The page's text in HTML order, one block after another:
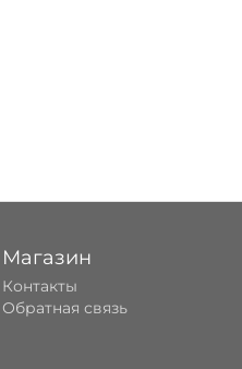
Магазин
Контакты
Обратная связь